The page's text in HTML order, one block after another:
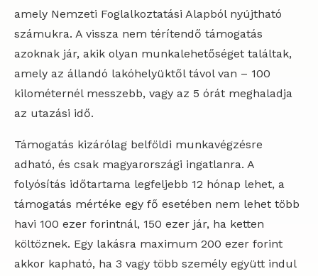
amely Nemzeti Foglalkoztatási Alapból nyújtható
számukra. A vissza nem térítendő támogatás
azoknak jár, akik olyan munkalehetőséget találtak,
amely az állandó lakóhelyüktől távol van – 100
kilométernél messzebb, vagy az 5 órát meghaladja
az utazási idő.
Támogatás kizárólag belföldi munkavégzésre
adható, és csak magyarországi ingatlanra. A
folyósítás időtartama legfeljebb 12 hónap lehet, a
támogatás mértéke egy fő esetében nem lehet több
havi 100 ezer forintnál, 150 ezer jár, ha ketten
költöznek. Egy lakásra maximum 200 ezer forint
akkor kapható, ha 3 vagy több személy együtt indul